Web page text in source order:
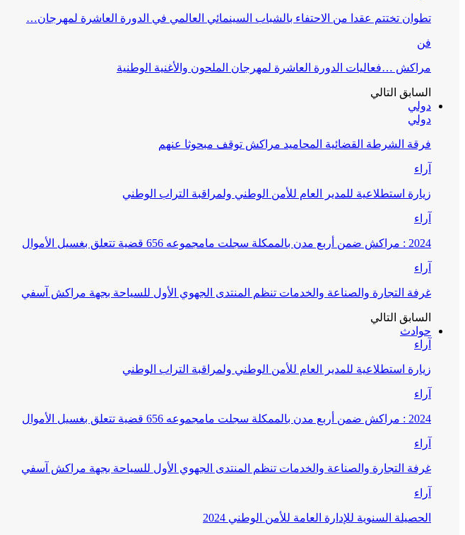
تطوان تختتم عقدا من الاحتفاء بالشباب السينمائي العالمي في الدورة العاشرة لمهرجان…
فن
مراكش …فعاليات الدورة العاشرة لمهرجان الملحون والأغنية الوطنية
السابق التالي
دولي
دولي
فرقة الشرطة القضائية المحاميد مراكش توقف مبحوثا عنهم
آراء
زيارة استطلاعية للمدير العام للأمن الوطني ولمراقبة التراب الوطني
آراء
2024 : مراكش ضمن أربع مدن بالممكلة سجلت مامجموعه 656 قضية تتعلق بغسيل الأموال
آراء
غرفة التجارة والصناعة والخدمات تنظم المنتدى الجهوي الأول للسياحة بجهة مراكش آسفي
السابق التالي
حوادث
آراء
زيارة استطلاعية للمدير العام للأمن الوطني ولمراقبة التراب الوطني
آراء
2024 : مراكش ضمن أربع مدن بالممكلة سجلت مامجموعه 656 قضية تتعلق بغسيل الأموال
آراء
غرفة التجارة والصناعة والخدمات تنظم المنتدى الجهوي الأول للسياحة بجهة مراكش آسفي
آراء
الحصيلة السنوية للإدارة العامة للأمن الوطني 2024